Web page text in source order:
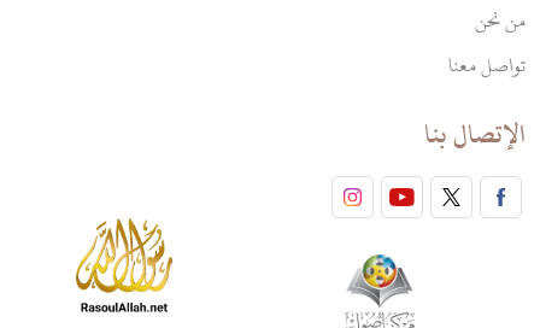
من نحن
تواصل معنا
الإتصال بنا